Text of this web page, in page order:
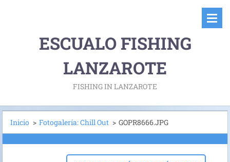
ESCUALO FISHING
LANZAROTE
FISHING IN LANZAROTE
Inicio > Fotogalería: Chill Out > GOPR8666.JPG